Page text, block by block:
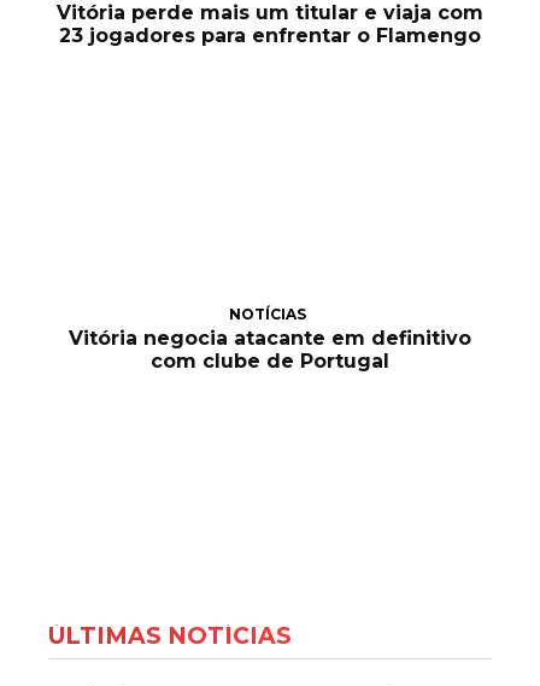
Vitória perde mais um titular e viaja com
23 jogadores para enfrentar o Flamengo
NOTÍCIAS
Vitória negocia atacante em definitivo
com clube de Portugal
ÚLTIMAS NOTÍCIAS